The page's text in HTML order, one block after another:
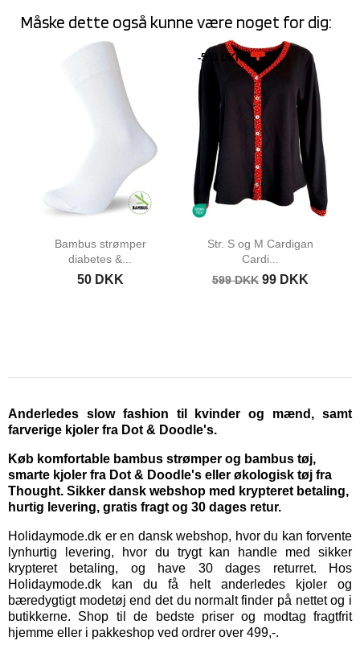
Måske dette også kunne være noget for dig:
Bambus strømper
diabetes &...
50 DKK
Str. S og M Cardigan
Cardi...
599 DKK 99 DKK
-500 DKK
Anderledes slow fashion til kvinder og mænd, samt
farverige kjoler fra Dot & Doodle's.
Køb komfortable bambus strømper og bambus tøj,
smarte kjoler fra Dot & Doodle's eller økologisk tøj fra
Thought. Sikker dansk webshop med krypteret betaling,
hurtig levering, gratis fragt og 30 dages retur.
Holidaymode.dk er en dansk webshop, hvor du kan forvente
lynhurtig levering, hvor du trygt kan handle med sikker
krypteret betaling, og have 30 dages returret. Hos
Holidaymode.dk kan du få helt anderledes kjoler og
bæredygtigt modetøj end det du normalt finder på nettet og i
butikkerne. Shop til de bedste priser og modtag fragtfrit
hjemme eller i pakkeshop ved ordrer over 499,-.